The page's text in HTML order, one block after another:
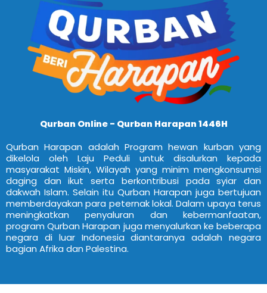
Qurban Online - Qurban Harapan 1446H
Qurban Harapan adalah Program hewan kurban yang
dikelola oleh Laju Peduli untuk disalurkan kepada
masyarakat Miskin, Wilayah yang minim mengkonsumsi
daging dan ikut serta berkontribusi pada syiar dan
dakwah Islam. Selain itu Qurban Harapan juga bertujuan
memberdayakan para peternak lokal. Dalam upaya terus
meningkatkan penyaluran dan kebermanfaatan,
program Qurban Harapan juga menyalurkan ke beberapa
negara di luar Indonesia diantaranya adalah negara
bagian Afrika dan Palestina.